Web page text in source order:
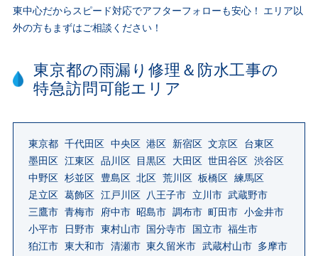
東中心だからスピード対応でアフターフォローも安心！
エリア以
外の方もまずはご相談ください！
東京都の雨漏り修理＆防水工事の
特急訪問可能エリア
東京都 千代田区 中央区 港区 新宿区 文京区
台東区
墨田区 江東区 品川区 目黒区 大田区 世田谷区 渋谷区
中野区 杉並区 豊島区 北区 荒川区 板橋区 練馬区
足立区 葛飾区 江戸川区 八王子市 立川市 武蔵野市
三鷹市 青梅市 府中市 昭島市 調布市 町田市 小金井市
小平市
日野市 東村山市 国分寺市 国立市 福生市
狛江市 東大和市 清瀬市 東久留米市 武蔵村山市 多摩市